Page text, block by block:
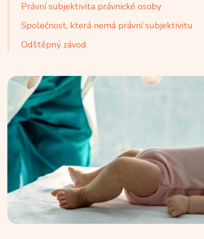
Právní subjektivita právnické osoby
Společnost, která nemá právní subjektivitu
Odštěpný závod